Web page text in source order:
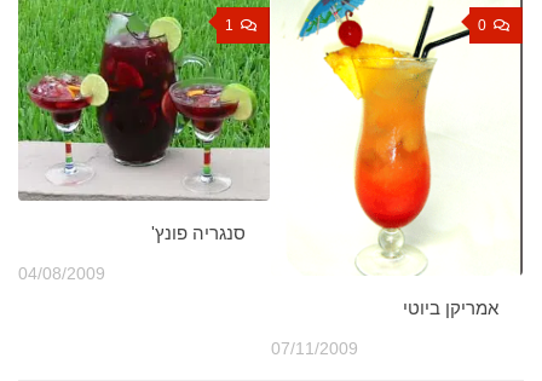
1
סנגריה פונץ'
04/08/2009
0
אמריקן ביוטי
07/11/2009